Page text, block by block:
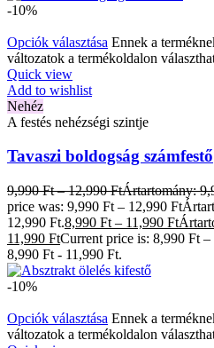
-10%
Opciók választása Ennek a
változatok a termékoldalon
Quick view
Add to wishlist
Nehéz
A festés nehézségi szintje
Tavaszi boldogság számfestő
9,990Ft – 12,990FtÁrtartomány:
price was: 9,990 Ft – 12,990
12,990 Ft.8,990 Ft – 11,990 Ft
11,990 FtCurrent price is: 8,990 Ft
8,990 Ft - 11,990 Ft.
-10%
Opciók választása Ennek a
változatok a termékoldalon